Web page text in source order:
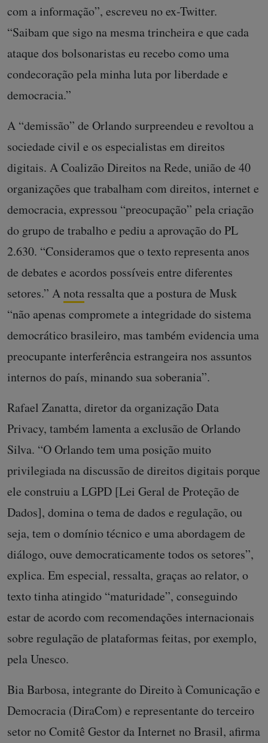
com a informação”, escreveu no ex-Twitter.
“Saibam que sigo na mesma trincheira e que cada
ataque dos bolsonaristas eu recebo como uma
condecoração pela minha luta por liberdade e
democracia.”
A “demissão” de Orlando surpreendeu e revoltou a
sociedade civil e os especialistas em direitos
digitais. A Coalizão Direitos na Rede, união de 40
organizações que trabalham com direitos, internet e
democracia, expressou “preocupação” pela criação
do grupo de trabalho e pediu a aprovação do PL
2.630. “Consideramos que o texto representa anos
de debates e acordos possíveis entre diferentes
setores.” Anotaressalta que a postura de Musk
“não apenas compromete a integridade do sistema
democrático brasileiro, mas também evidencia uma
preocupante interferência estrangeira nos assuntos
internos do país, minando sua soberania”.
Rafael Zanatta, diretor da organização Data
Privacy, também lamenta a exclusão de Orlando
Silva. “O Orlando tem uma posição muito
privilegiada na discussão de direitos digitais porque
ele construiu a LGPD [Lei Geral de Proteção de
Dados], domina o tema de dados e regulação, ou
seja, tem o domínio técnico e uma abordagem de
diálogo, ouve democraticamente todos os setores”,
explica. Em especial, ressalta, graças ao relator, o
texto tinha atingido “maturidade”, conseguindo
estar de acordo com recomendações internacionais
sobre regulação de plataformas feitas, por exemplo,
pela Unesco.
Bia Barbosa, integrante do Direito à Comunicação e
Democracia (DiraCom) e representante do terceiro
setor no Comitê Gestor da Internet no Brasil, afirma